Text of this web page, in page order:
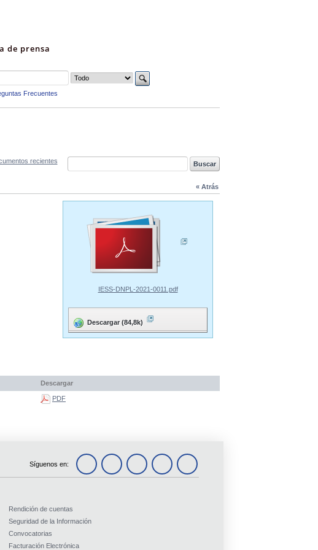
de prensa
Frecuentes
recientes
« Atrás
IESS-DNPL-2021-0011.pdf
Descargar (84,8k)
Descargar
PDF
Síguenos en:
Rendición de cuentas
Seguridad de la Información
Convocatorias
Facturación Electrónica